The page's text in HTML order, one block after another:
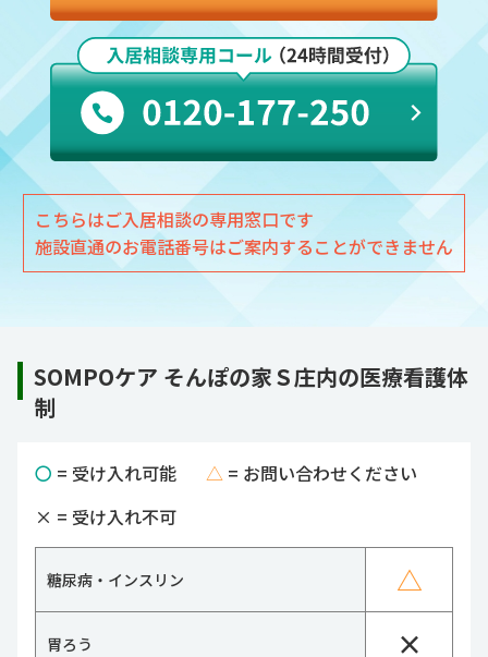
こちらはご入居相談の専用窓口です
施設直通のお電話番号はご案内することができません
SOMPOケア そんぽの家Ｓ庄内の医療看護体
制
〇 = 受け入れ可能 △ = お問い合わせください
× = 受け入れ不可
糖尿病・インスリン △
胃ろう ×